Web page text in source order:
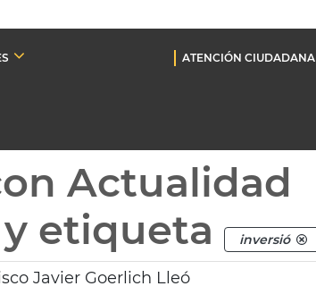
ATENCIÓN CIUDADANA
Actualidad
y etiqueta inversió
Javier Goerlich Lleó